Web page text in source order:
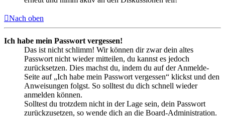
Nach oben
Ich habe mein Passwort vergessen!
Das ist nicht schlimm! Wir können dir zwar dein altes
Passwort nicht wieder mitteilen, du kannst es jedoch
zurücksetzen. Dies machst du, indem du auf der Anmelde-
Seite auf „Ich habe mein Passwort vergessen“ klickst und den
Anweisungen folgst. So solltest du dich schnell wieder
anmelden können.
Solltest du trotzdem nicht in der Lage sein, dein Passwort
zurückzusetzen, so wende dich an die Board-Administration.